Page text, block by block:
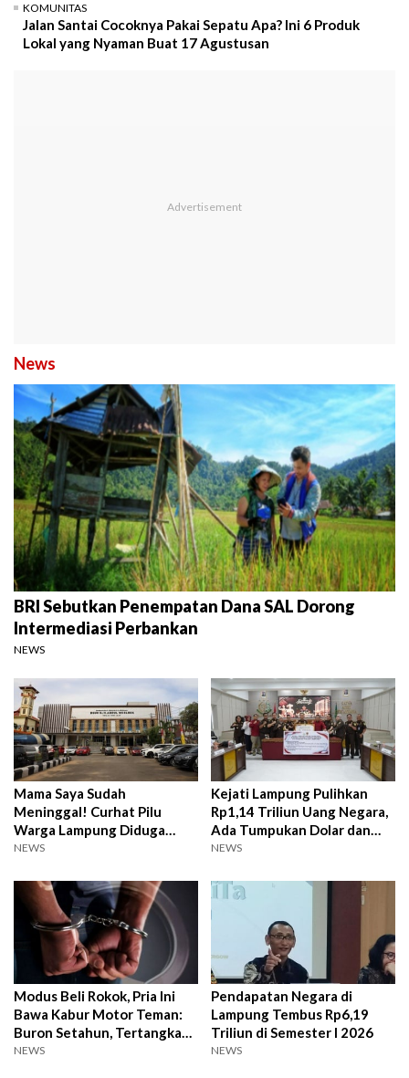
KOMUNITAS
Jalan Santai Cocoknya Pakai Sepatu Apa? Ini 6 Produk
Lokal yang Nyaman Buat 17 Agustusan
News
BRI Sebutkan Penempatan Dana SAL Dorong
Intermediasi Perbankan
NEWS
Mama Saya Sudah
Meninggal! Curhat Pilu
Warga Lampung Diduga
Ditolak RSUDAM Viral
NEWS
Kejati Lampung Pulihkan
Rp1,14 Triliun Uang Negara,
Ada Tumpukan Dolar dan
Emas
NEWS
Modus Beli Rokok, Pria Ini
Bawa Kabur Motor Teman:
Buron Setahun, Tertangkap
Saat Pulang Kampung
NEWS
Pendapatan Negara di
Lampung Tembus Rp6,19
Triliun di Semester I 2026
NEWS